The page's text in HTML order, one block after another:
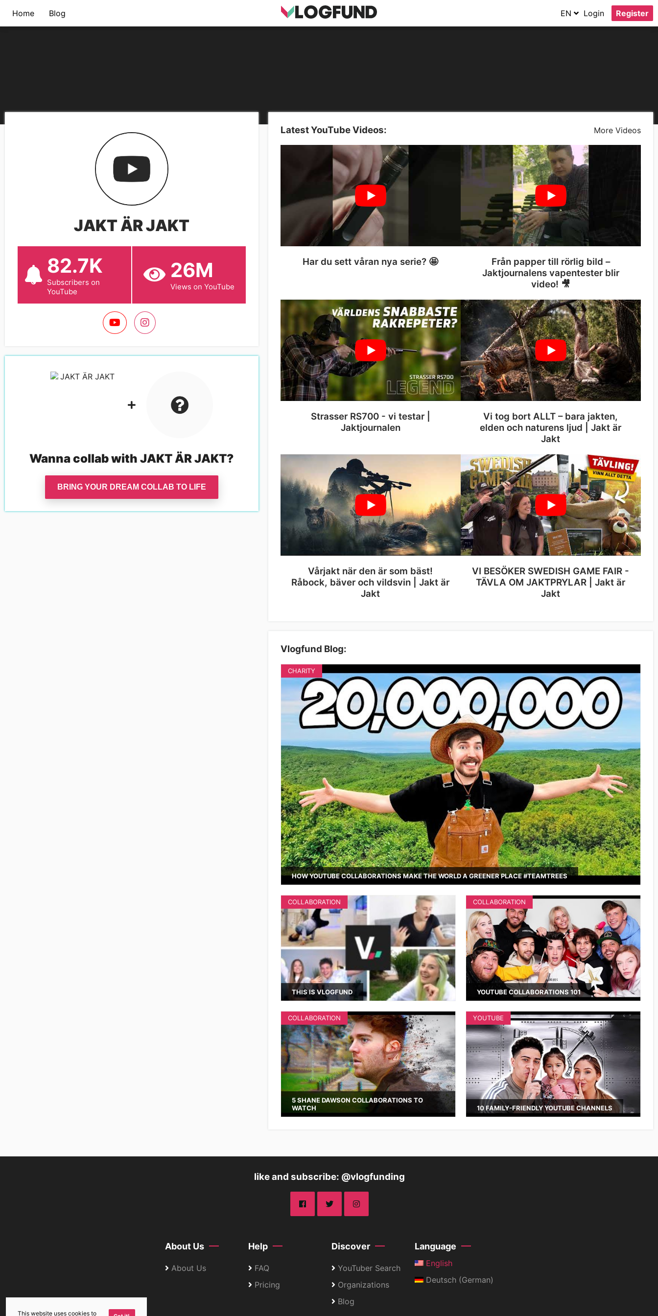
This website uses cookies to
Home Blog EN Login Register
JAKT ÄR JAKT
82.7K
Subscribers on
YouTube
26M
Views on YouTube
Wanna collab withJAKT ÄR JAKT?
BRING YOUR DREAM COLLAB TO LIFE
Latest YouTube Videos: More Videos
Har du sett våran nya serie? 🤩
Från papper till rörlig bild –
Jaktjournalens vapentester blir
video! 🎥
Strasser RS700 - vi testar |
Jaktjournalen
Vi tog bort ALLT – bara jakten,
elden och naturens ljud | Jakt är
Jakt
Vårjakt när den är som bäst!
Råbock, bäver och vildsvin | Jakt är
Jakt
VI BESÖKER SWEDISH GAME FAIR -
TÄVLA OM JAKTPRYLAR | Jakt är
Jakt
Vlogfund Blog:
HOW YOUTUBE COLLABORATIONS MAKE THE WORLD A GREENER PLACE #TEAMTREES
CHARITY
THIS IS VLOGFUND
COLLABORATION
YOUTUBE COLLABORATIONS 101
COLLABORATION
5 SHANE DAWSON COLLABORATIONS TO
WATCH
COLLABORATION
10 FAMILY-FRIENDLY YOUTUBE CHANNELS
YOUTUBE
like and subscribe: @vlogfunding
About Us
About Us
Help
FAQ
Pricing
Discover
YouTuber Search
Organizations
Blog
Language
English
Deutsch (German)